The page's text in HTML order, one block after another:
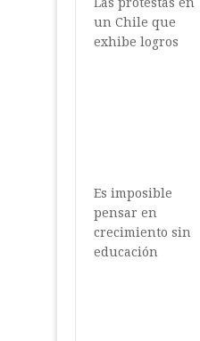
un Chile que
exhibe logros
Es imposible
pensar en
crecimiento sin
educación